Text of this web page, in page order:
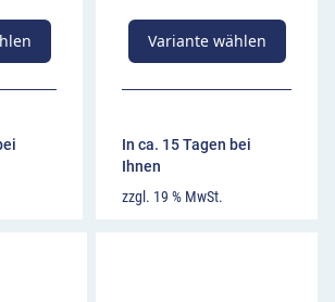
Variante wählen
In ca. 15 Tagen bei
Ihnen
zzgl. 19 % MwSt.